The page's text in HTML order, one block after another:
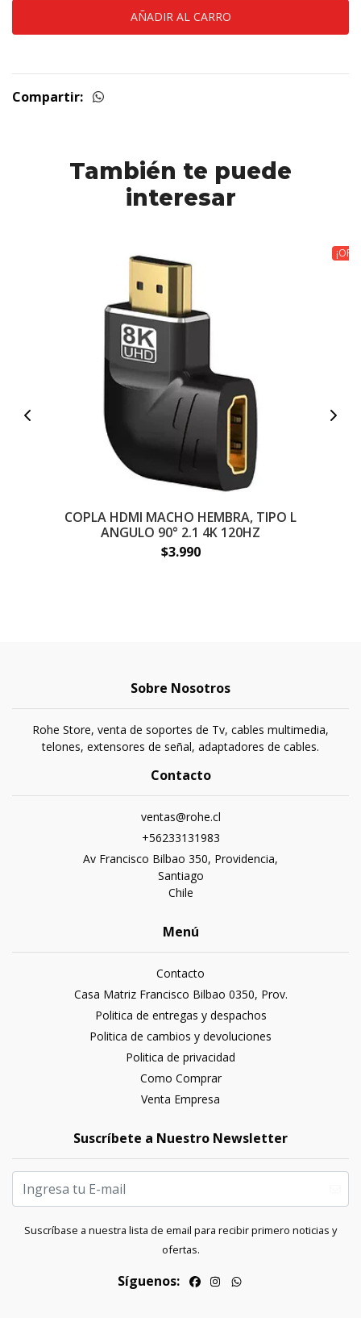
Compartir:
También te puede
interesar
COPLA HDMI MACHO HEMBRA, TIPO L
ANGULO 90° 2.1 4K 120HZ
$3.990
Sobre Nosotros
Rohe Store, venta de soportes de Tv, cables multimedia,
telones, extensores de señal, adaptadores de cables.
Contacto
ventas@rohe.cl
+56233131983
Av Francisco Bilbao 350, Providencia,
Santiago
Chile
Menú
Contacto
Casa Matriz Francisco Bilbao 0350, Prov.
Politica de entregas y despachos
Politica de cambios y devoluciones
Politica de privacidad
Como Comprar
Venta Empresa
Suscríbete a Nuestro Newsletter
Suscríbase a nuestra lista de email para recibir primero noticias y
ofertas.
Síguenos: